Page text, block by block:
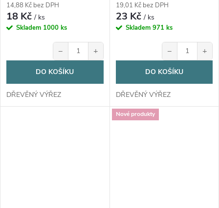
14,88 Kč bez DPH
18 Kč/ ks
Skladem 1000 ks
− +
DO KOŠÍKU
DŘEVĚNÝ VÝŘEZ
19,01 Kč bez DPH
23 Kč/ ks
Skladem 971 ks
− +
DO KOŠÍKU
DŘEVĚNÝ VÝŘEZ
Nové produkty